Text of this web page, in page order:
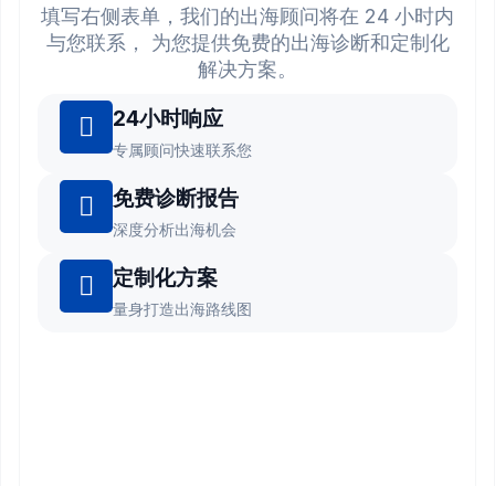
填写右侧表单，我们的出海顾问将在 24 小时内
与您联系， 为您提供免费的出海诊断和定制化
解决方案。
24小时响应
专属顾问快速联系您
免费诊断报告
深度分析出海机会
定制化方案
量身打造出海路线图